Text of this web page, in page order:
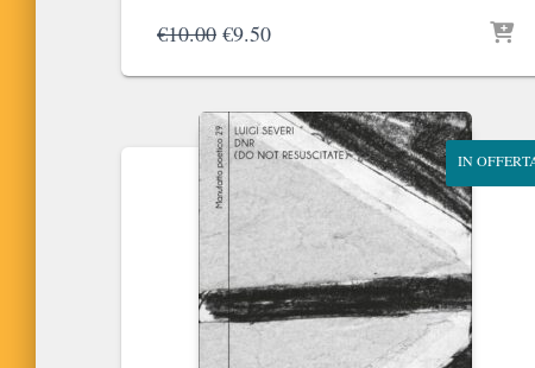
€10.00 Il
originale
era:
€10.00.
€9.50Il
attuale
è:
€9.50.
IN